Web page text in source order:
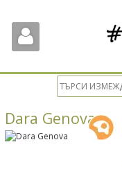
Dara Genova